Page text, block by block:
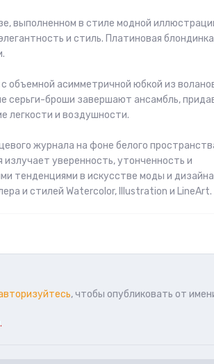
выполненном в стиле модной
и стиль. Платиновая
асимметричной юбкой из
серьги-броши завершают ансамбль,
легкости и воздушности.
журнала на фоне белого
уверенность, утонченность и
тенденциями в искусстве моды и
и стилей Watercolor, Illustration и LineArt.
, чтобы опубликовать от